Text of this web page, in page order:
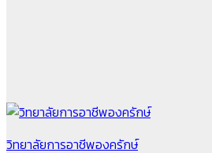
วิทยาลัยการอาชีพองครักษ์